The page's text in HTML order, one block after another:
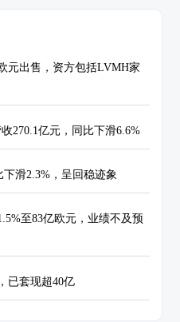
元出售，资方包括LVMH家
270.1亿元，同比下滑6.6%
滑2.3%，呈回稳迹象
至83亿欧元，业绩不及预
已套现超40亿